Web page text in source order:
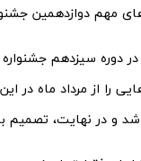
مهم دوازدهمین
را از مرداد ماه
نهایت، تصمیم به برگزاری هفت شهر